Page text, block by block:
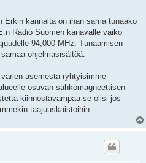
Erkin kannalta on ihan sama tunaako
Radio Suomen kanavalle vaiko
94,000 MHz. Tunaamisen
ohjelmasisältöä.
asemesta ryhtyisimme
osuvan sähkömagneettisen
kiinnostavampaa se olisi jos
taajuuskaistoihin.